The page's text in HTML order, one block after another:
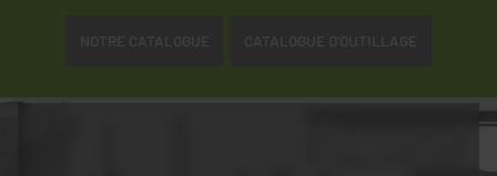
NOTRE CATALOGUE CATALOGUE D'OUTILLAGE